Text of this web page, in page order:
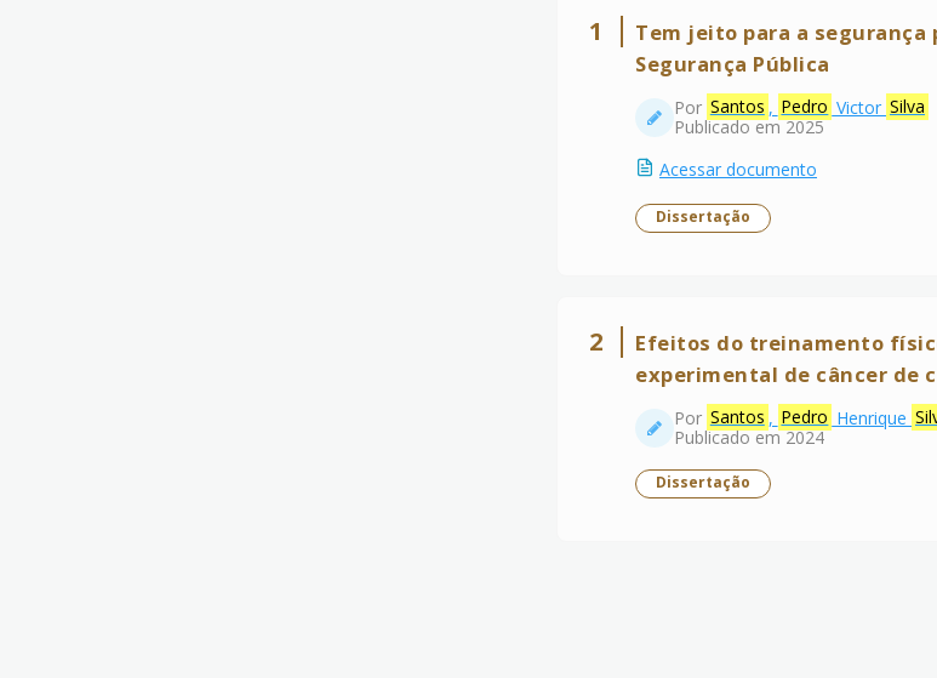
1
Tem jeito para a segurança
Segurança Pública
Por Santos , Pedro Victor Silva
Publicado em 2025
Acessar documento
Dissertação
2
Efeitos do treinamento
experimental de câncer de
Por Santos , Pedro Henrique
Publicado em 2024
Dissertação